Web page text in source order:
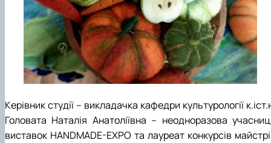
Керівник студії – викладачка кафедри культурології
Головата Наталія Анатоліївна – неодноразова
виставок HANDMADE-EXPO та лауреат конкурсів